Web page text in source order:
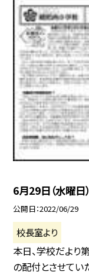
6月29日（水曜
公開日 2022/06/29
校長室より
本日、学校だより
の配付とさせてい